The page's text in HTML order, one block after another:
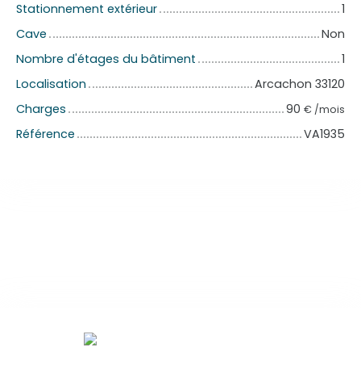
Stationnement extérieur
1
Cave
Non
Nombre d'étages du bâtiment
1
Localisation
Arcachon 33120
Charges
90 € /mois
Référence VA1935